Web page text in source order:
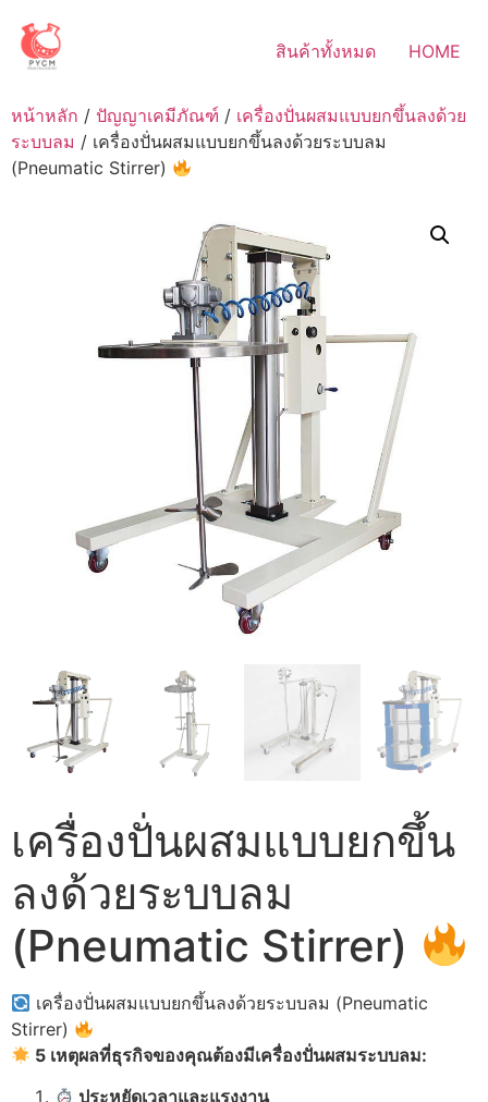
content
สินค้าทั้งหมด HOME
หน้าหลัก / ปัญญาเคมีภัณฑ์ / เครื่องปั่นผสมแบบยกขึ้นลงด้วย
ระบบลม / เครื่องปั่นผสมแบบยกขึ้นลงด้วยระบบลม
(Pneumatic Stirrer)
เครื่องปั่นผสมแบบยกขึ้น
ลงด้วยระบบลม
(Pneumatic Stirrer)
เครื่องปั่นผสมแบบยกขึ้นลงด้วยระบบลม (Pneumatic
Stirrer)
5 เหตุผลที่ธุรกิจของคุณต้องมีเครื่องปั่นผสมระบบลม:
ประหยัดเวลาและแรงงาน